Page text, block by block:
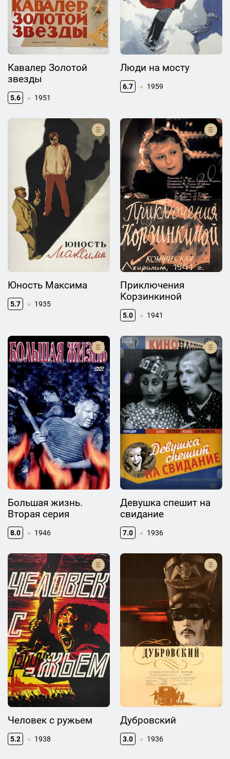
Кавалер Золотой
звезды
5.6 1951
Люди на мосту
6.7 1959
Юность Максима
5.7 1935
Приключения
Корзинкиной
5.0 1941
Большая жизнь.
Вторая серия
8.0 1946
Девушка спешит на
свидание
7.0 1936
Человек с ружьем
5.2 1938
Дубровский
3.0 1936